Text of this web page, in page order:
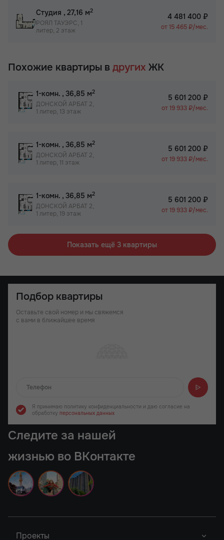
Студия , 27,16 м2
РОЯЛ ТАУЭРС, 1
литер, 2 этаж
4 481 400 ₽
от 15 465 ₽/мес.
Похожие квартиры в других ЖК
1-комн. , 36,85 м2
ДОНСКОЙ АРБАТ 2,
1 литер, 13 этаж
5 601 200 ₽
от 19 933 ₽/мес.
1-комн. , 36,85 м2
ДОНСКОЙ АРБАТ 2,
1 литер, 11 этаж
5 601 200 ₽
от 19 933 ₽/мес.
1-комн. , 36,85 м2
ДОНСКОЙ АРБАТ 2,
1 литер, 19 этаж
5 601 200 ₽
от 19 933 ₽/мес.
Показать ещё 3 квартиры
Подбор квартиры
Оставьте свой номер и мы свяжемся
с вами в ближайшее время
Я принимаю политику конфиденциальности и даю согласие на
обработку персональных данных
Следите за нашей
жизнью во ВКонтакте
Проекты